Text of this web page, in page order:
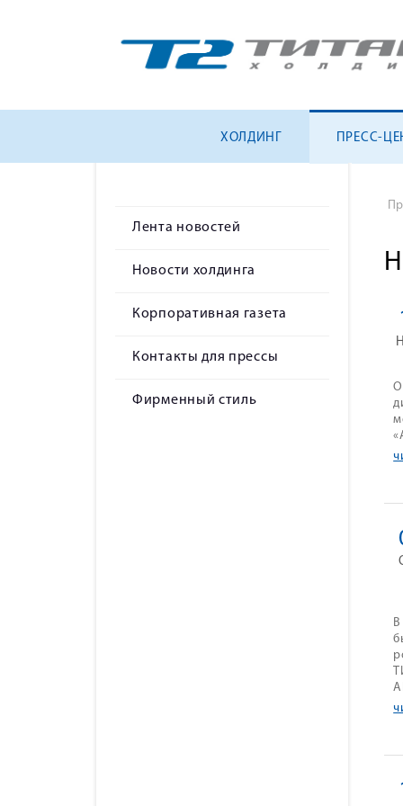
ХОЛДИНГ ПРЕСС-
Лента новостей
Новости холдинга
Корпоративная газета
Контакты для прессы
Фирменный стиль